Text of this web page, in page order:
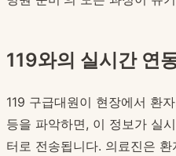
119와의 실시간 연
119 구급대원이 현장에서 환
등을 파악하면, 이 정보가 실
터로 전송됩니다. 의료진은